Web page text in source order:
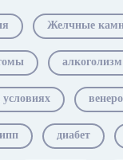
Желчные
алкоголизм
диабет